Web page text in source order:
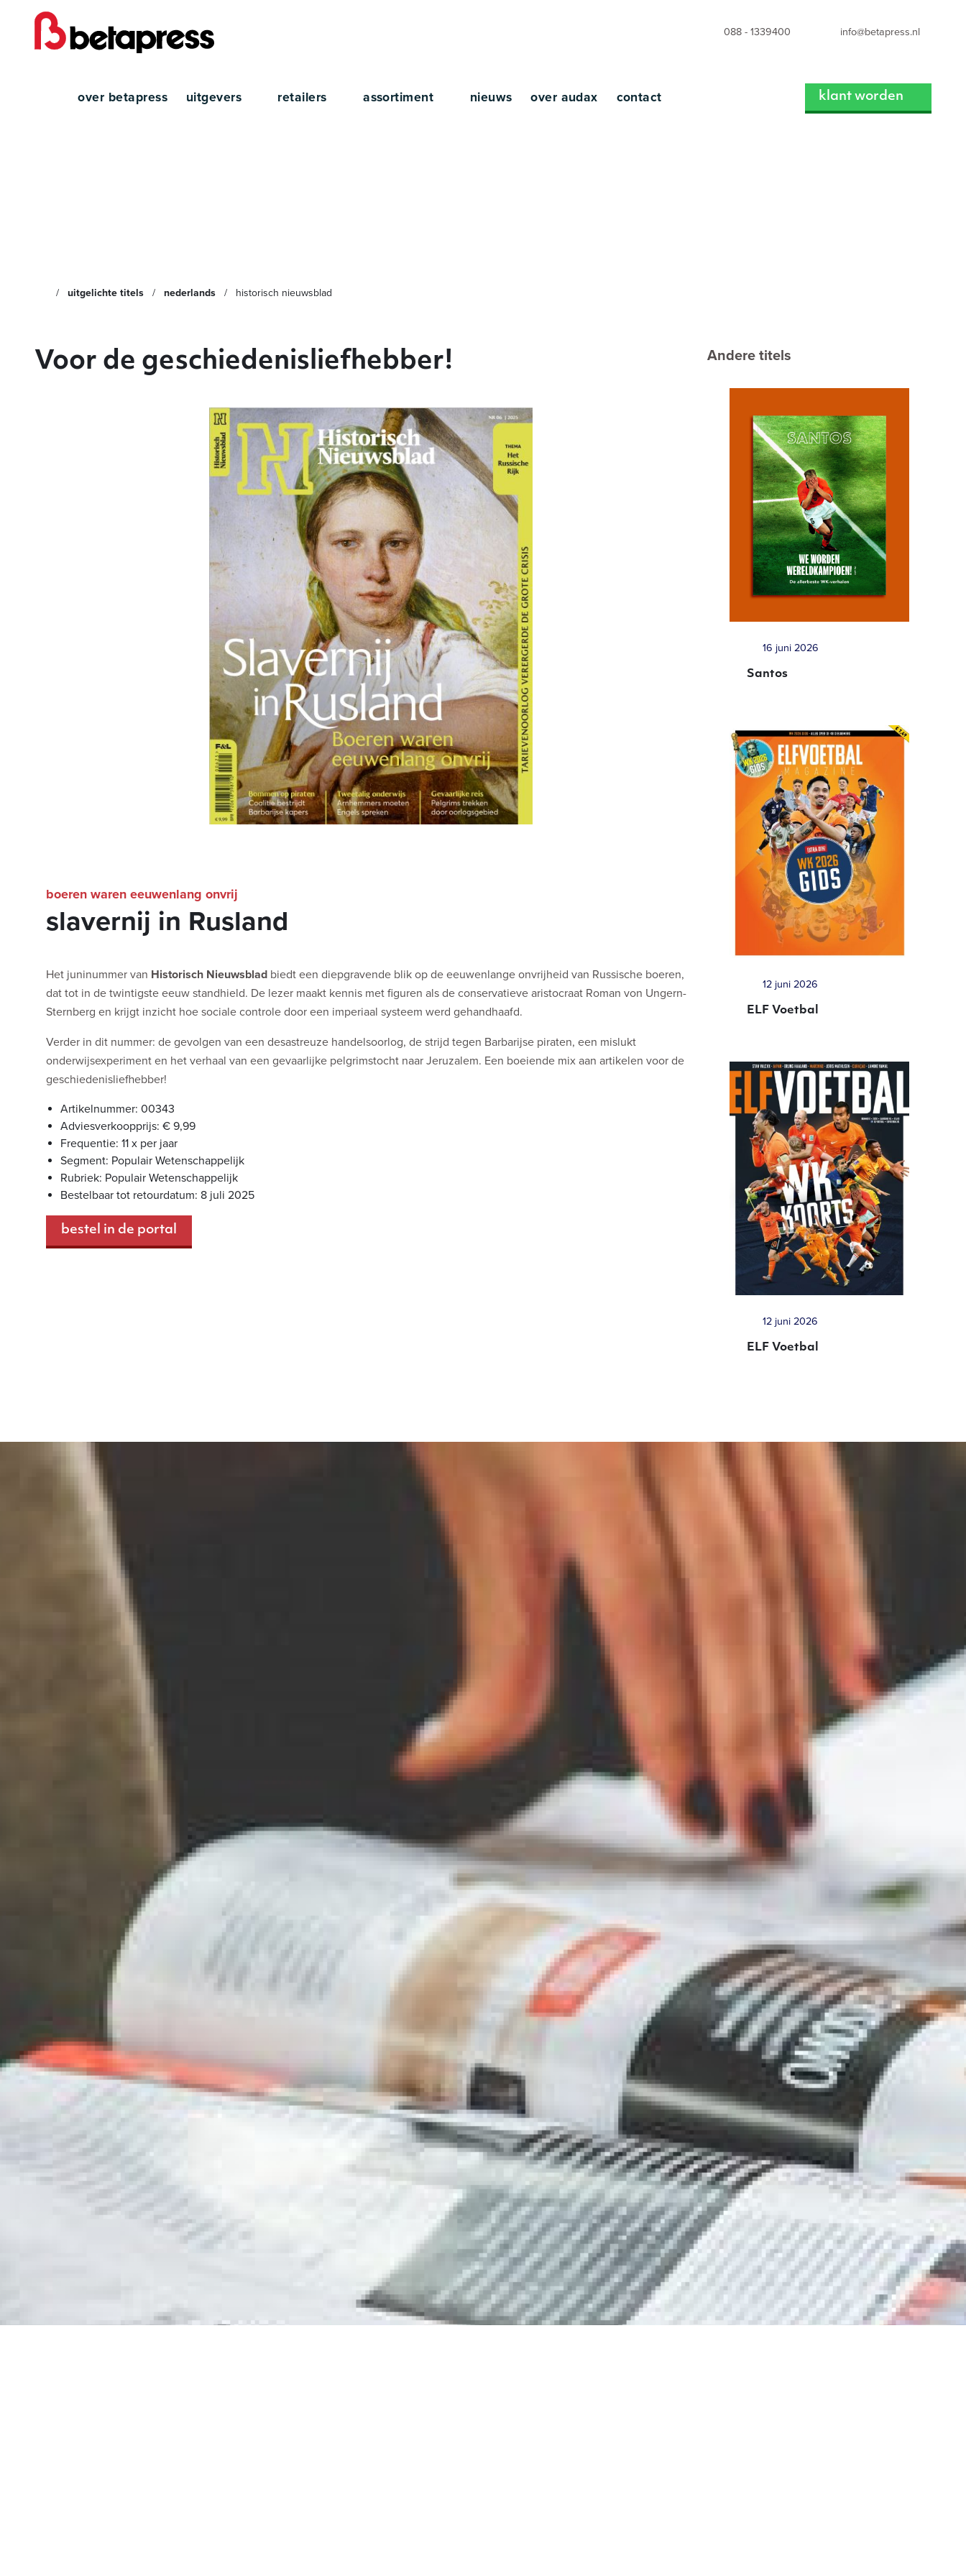
088 - 1339400 info@betapress.nl
over betapress uitgevers retailers assortiment nieuws over audax contact klant worden
uitgelichte titels nederlands historisch nieuwsblad
Voor de geschiedenisliefhebber!
slavernij in Rusland
boeren waren eeuwenlang onvrij
Het juninummer van Historisch Nieuwsblad biedt een diepgravende blik op de eeuwenlange onvrijheid van Russische boeren,
dat tot in de twintigste eeuw standhield. De lezer maakt kennis met figuren als de conservatieve aristocraat Roman von Ungern-
Sternberg en krijgt inzicht hoe sociale controle door een imperiaal systeem werd gehandhaafd.
Verder in dit nummer: de gevolgen van een desastreuze handelsoorlog, de strijd tegen Barbarijse piraten, een mislukt
onderwijsexperiment en het verhaal van een gevaarlijke pelgrimstocht naar Jeruzalem. Een boeiende mix aan artikelen voor de
geschiedenisliefhebber!
Artikelnummer: 00343
Adviesverkoopprijs: € 9,99
Frequentie: 11 x per jaar
Segment: Populair Wetenschappelijk
Rubriek: Populair Wetenschappelijk
Bestelbaar tot retourdatum: 8 juli 2025
bestel in de portal
Andere titels
16 juni 2026
Santos
12 juni 2026
ELF Voetbal
12 juni 2026
ELF Voetbal